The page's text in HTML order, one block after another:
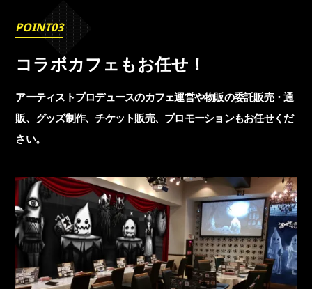
POINT03
コラボカフェもお任せ！
アーティストプロデュースのカフェ運営や物販の委託販売・通
販、グッズ制作、チケット販売、 プロモーションもお任せくだ
さい。